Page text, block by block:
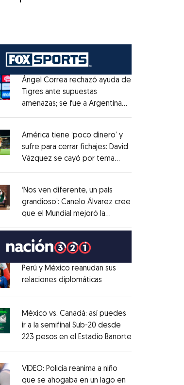
new window
Ángel Correa rechazó ayuda de
Tigres ante supuestas
amenazas; se fue a Argentina
new window
América tiene ‘poco dinero’ y
sufre para cerrar fichajes: David
Vázquez se cayó por tema
new window
‘Nos ven diferente, un país
grandioso’: Canelo Álvarez cree
que el Mundial mejoró la
new window
Perú y México reanudan sus
relaciones diplomáticas
new window
México vs. Canadá: así puedes
ir a la semifinal Sub-20 desde
223 pesos en el Estadio Banorte
VIDEO: Policía reanima a niño
que se ahogaba en un lago en